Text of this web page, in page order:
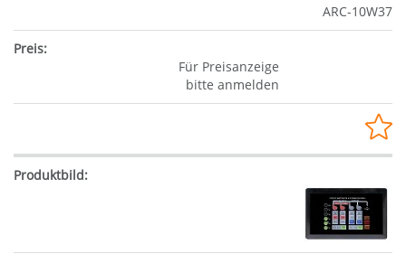
ARC-10W37
Für Preisanzeige
bitte anmelden